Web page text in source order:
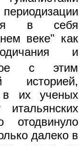
в себя
веке" как
и
с этим
историей,
в их ученых
далеко в